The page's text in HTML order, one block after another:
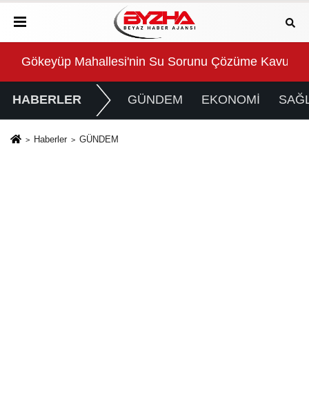
Su Sorunu Çözüme KavuşturulduSüper Enduro’da start
HABERLER GÜNDEM EKONOMİ
Haberler GÜNDEM